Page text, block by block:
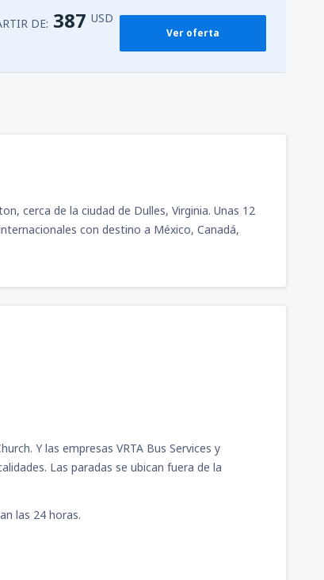
DE: 387 USD
Ver oferta
cerca de la ciudad de Dulles, Virginia. Unas 12
con destino a México, Canadá,
Y las empresas VRTA Bus Services y
Las paradas se ubican fuera de la
las 24 horas.